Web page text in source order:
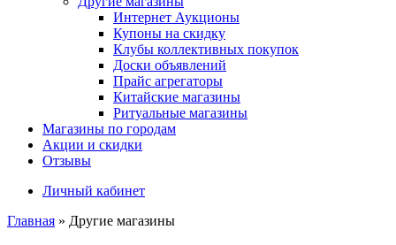
Интернет Аукционы
Купоны на скидку
Клубы коллективных покупок
Доски объявлений
Прайс агрегаторы
Китайские магазины
Ритуальные магазины
Магазины по городам
Акции и скидки
Отзывы
Личный кабинет
Главная » Другие магазины